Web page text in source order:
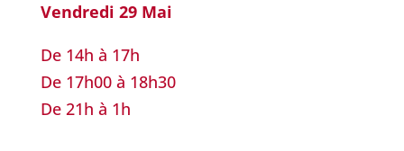
Vendredi 29 Mai
De 14h à 17h
De 17h00 à 18h30
De 21h à 1h